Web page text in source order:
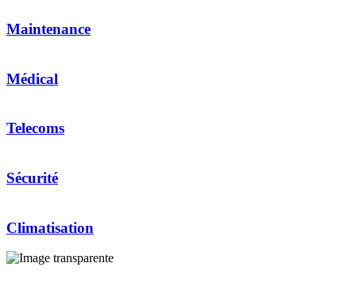
Maintenance
Médical
Telecoms
Sécurité
Climatisation